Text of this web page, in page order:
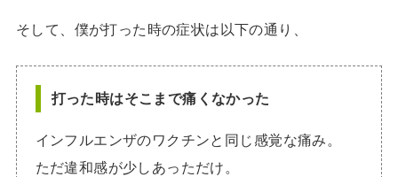
そして、僕が打った時の症状は以下の通り、
打った時はそこまで痛くなかった
インフルエンザのワクチンと同じ感覚な痛み。
ただ違和感が少しあっただけ。